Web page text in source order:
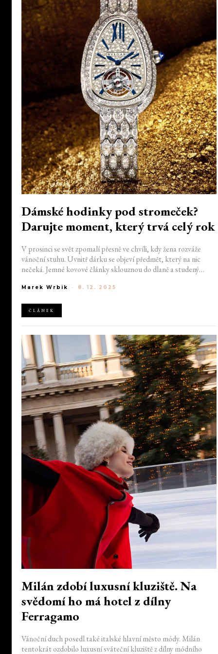
Dámské hodinky pod stromeček?
Darujte moment, který trvá celý rok
V prosinci se svět zpomalí přesně ve chvíli, kdy žena rozváže
vánoční stuhu. Uvnitř dárku se objeví předmět, který na nic
nečeká. Jemné kovové články sklouznou do dlaně a studený
hodinky v tom okamžiku získají vlastní život. Zacvaknou se na
večerů. Ne jako symbol, ale spíše jako přesný tón sjednocující
křehký sváteční okamžik.
Marek Wrbik - 8. 12. 2025
ČLÁNEK
Milán zdobí luxusní kluziště. Na
svědomí ho má hotel z dílny
Ferragamo
Vánoční duch posedl také italské hlavní město módy. Milán
tentokrát ozdobilo luxusní sváteční kluziště z dílny módního